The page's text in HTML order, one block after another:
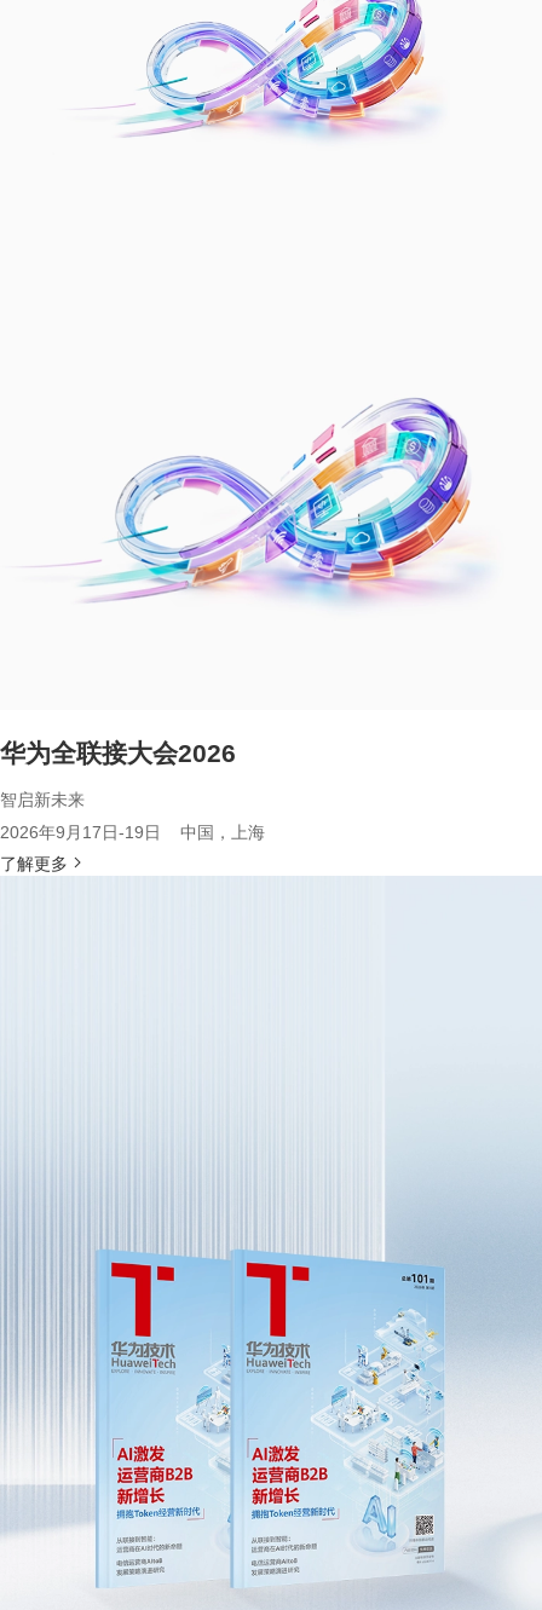
华为全联接大会2026
智启新未来
2026年9月17日-19日 中国，上海
了解更多